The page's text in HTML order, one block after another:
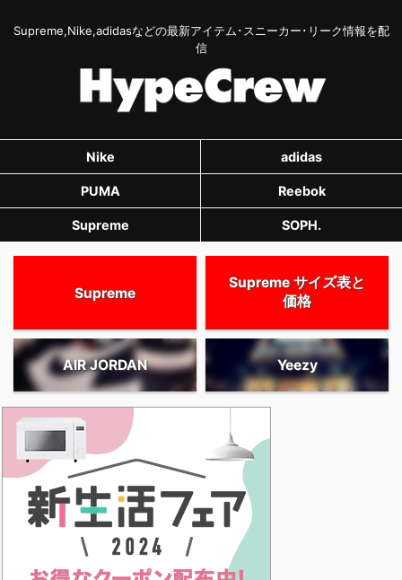
Supreme,Nike,adidasなどの最新アイテム･スニーカー･リーク情報を配
信
Nike adidas
PUMA Reebok
Supreme SOPH.
Supreme
Supreme サイズ表と
価格
AIR JORDAN Yeezy